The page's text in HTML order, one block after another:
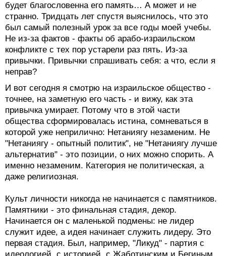
будет благословенна его память… А может и не
странно. Тридцать лет спустя выяснилось, что это
был самый полезный урок за все годы моей учебы.
Не из-за фактов - факты об арабо-израильском
конфликте с тех пор устарели раз пять. Из-за
привычки. Привычки спрашивать себя: а что, если я
неправ?
И вот сегодня я смотрю на израильское общество -
точнее, на заметную его часть - и вижу, как эта
привычка умирает. Потому что в этой части
общества сформировалась истина, сомневаться в
которой уже неприлично: Нетаниягу незаменим. Не
"Нетаниягу - опытный политик", не "Нетаниягу лучше
альтернатив" - это позиции, о них можно спорить. А
именно незаменим. Категория не политическая, а
даже религиозная.
Культ личности никогда не начинается с памятников.
Памятники - это финальная стадия, декор.
Начинается он с маленькой подмены: не лидер
служит идее, а идея начинает служить лидеру. Это
первая стадия. Был, например, "Ликуд" - партия с